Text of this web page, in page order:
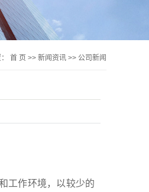
首 页 >> 新闻资讯 >> 公司新闻
工作环境，以较少的